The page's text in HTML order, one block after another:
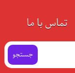
تماس با ما
جستجو